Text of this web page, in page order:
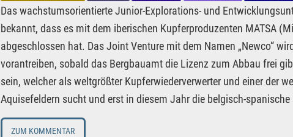
Das wachstumsorientierte Junior-Explorations- und
bekannt, dass es mit dem iberischen Kupferproduzenten MATSA
abgeschlossen hat. Das Joint Venture mit dem Namen „Newco“
vorantreiben, sobald das Bergbauamt die Lizenz zum Abbau frei
sein, welcher als weltgrößter Kupferwiederverwerter und einer der
Aquisefeldern sucht und erst in diesem Jahr die belgisch-
ZUM KOMMENTAR